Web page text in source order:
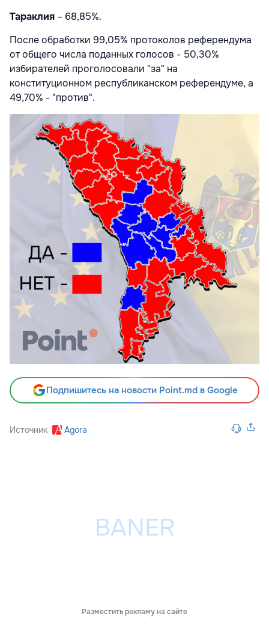
Тараклия – 68,85%.
После обработки 99,05% протоколов референдума
от общего числа поданных голосов - 50,30%
избирателей проголосовали "за" на
конституционном республиканском референдуме, а
49,70% - "против".
Подпишитесь на новости Point.md в Google
Источник Agora
Разместить рекламу на сайте